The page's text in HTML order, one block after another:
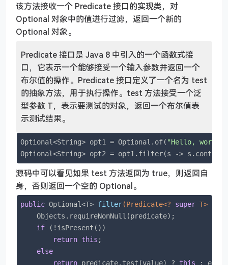
该方法接收一个 Predicate 接口的实现类，对
Optional 对象中的值进行过滤，返回一个新的
Optional 对象。
Predicate 接口是 Java 8 中引入的一个函数式接
口，它表示一个能够接受一个输入参数并返回一个
布尔值的操作。Predicate 接口定义了一个名为 test
的抽象方法，用于执行操作。test 方法接受一个泛
型参数 T，表示要测试的对象，返回一个布尔值表
示测试结果。
Optional<String> opt1 = Optional.of( "Hello, world!"
Optional<String> opt2 = opt1.filter(s ->
源码中可以看见如果 test 方法返回为 true，则返回自
身，否则返回一个空的 Optional。
public Optional<T> filter(Predicate<? super T>
    Objects.requireNonNull(predicate);
if (!isPresent())
return this ;
else
return predicate.test(value) ? this :